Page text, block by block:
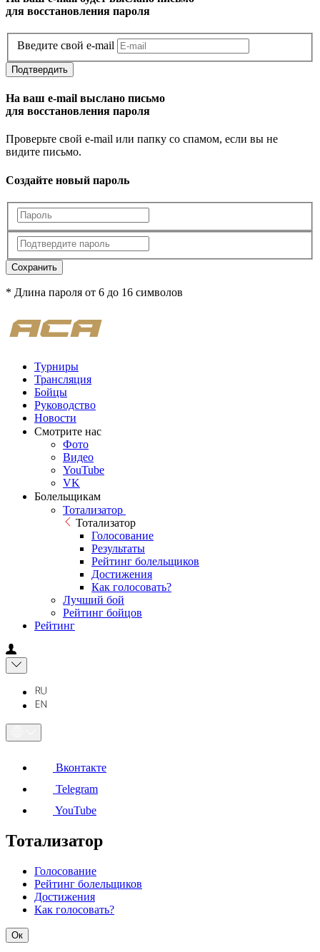
для восстановления пароля
Введите свой e-mail
Подтвердить
На ваш e-mail выслано письмо
для восстановления пароля
Проверьте свой e-mail или папку со спамом, если вы не
видите письмо.
Создайте новый пароль
Сохранить
* Длина пароля от 6 до 16 символов
Турниры
Трансляция
Бойцы
Руководство
Новости
Смотрите нас
Фото
Видео
YouTube
VK
Болельщикам
Тотализатор
Тотализатор
Голосование
Результаты
Рейтинг болельщиков
Достижения
Как голосовать?
Лучший бой
Рейтинг бойцов
Рейтинг
Вконтакте
Telegram
YouTube
Тотализатор
Голосование
Рейтинг болельщиков
Достижения
Как голосовать?
Ок